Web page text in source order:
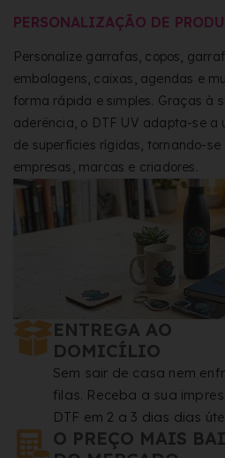
PERSONALIZAÇÃO DE
Personalize garrafas, copos,
embalagens, caixas, agendas e
forma rápida e simples. Graças à
aderência, o DTF UV adapta-se
de superfícies rígidas, tornando-
empresas, marcas e criadores.
ENTREGA AO
DOMICÍLIO
Sem sair de casa nem
filas. Receba a sua
DTF em 2 a 3 dias dias
O PREÇO MAIS